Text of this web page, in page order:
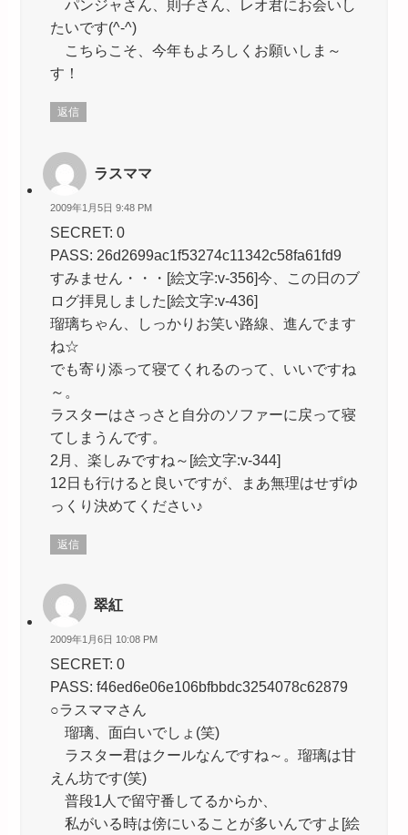
パンジャさん、則子さん、レオ君にお会いし
たいです(^-^)
こちらこそ、今年もよろしくお願いしま～
す！
返信
ラスママ
2009年1月5日 9:48 PM
SECRET: 0
PASS: 26d2699ac1f53274c11342c58fa61fd9
すみません・・・[絵文字:v-356]今、この日のブ
ログ拝見しました[絵文字:v-436]
瑠璃ちゃん、しっかりお笑い路線、進んでます
ね☆
でも寄り添って寝てくれるのって、いいですね
～。
ラスターはさっさと自分のソファーに戻って寝
てしまうんです。
2月、楽しみですね～[絵文字:v-344]
12日も行けると良いですが、まあ無理はせずゆ
っくり決めてください♪
返信
翠紅
2009年1月6日 10:08 PM
SECRET: 0
PASS: f46ed6e06e106bfbbdc3254078c62879
○ラスママさん
瑠璃、面白いでしょ(笑)
ラスター君はクールなんですね～。瑠璃は甘
えん坊です(笑)
普段1人で留守番してるからか、
私がいる時は傍にいることが多いんですよ[絵